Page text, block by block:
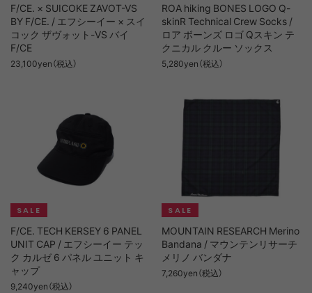
F/CE. × SUICOKE ZAVOT-VS
BY F/CE. / エフシーイー × スイ
コック ザヴォット-VS バイ
F/CE
23,100yen（税込）
ROA hiking BONES LOGO Q-
skinR Technical Crew Socks /
ロア ボーンズ ロゴ Qスキン テ
クニカル クルー ソックス
5,280yen（税込）
F/CE. TECH KERSEY 6 PANEL
UNIT CAP / エフシーイー テッ
ク カルゼ 6 パネル ユニット キ
ャップ
9,240yen（税込）
MOUNTAIN RESEARCH Merino
Bandana / マウンテンリサーチ
メリノ バンダナ
7,260yen（税込）